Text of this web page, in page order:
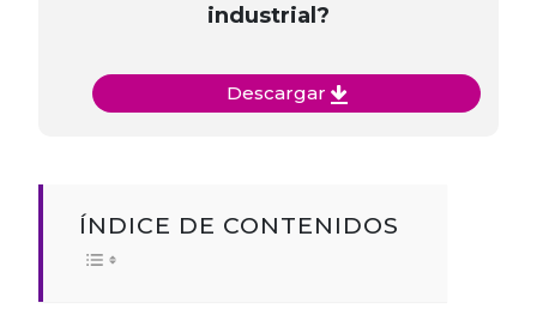
industrial?
Descargar
ÍNDICE DE CONTENIDOS